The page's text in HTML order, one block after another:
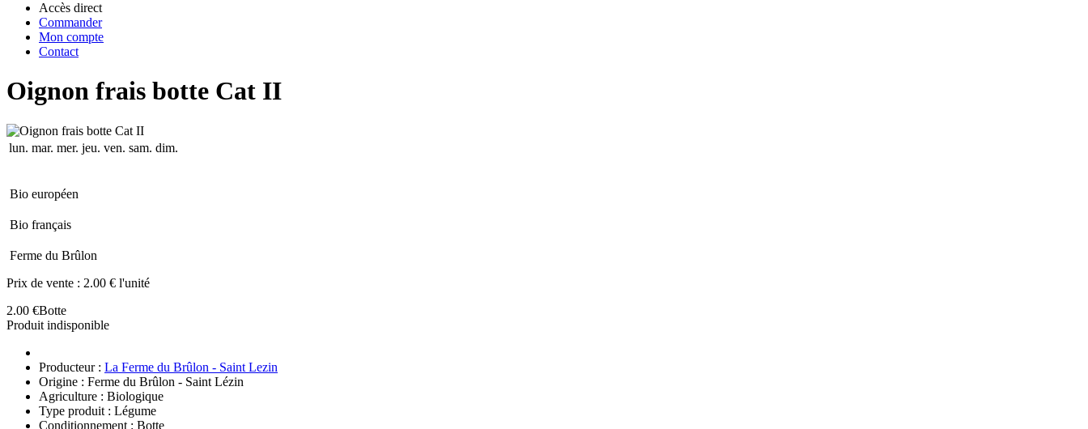
Accès direct
Commander
Mon compte
Contact
Oignon frais botte Cat II
lun. mar. mer. jeu. ven. sam. dim.
Bio européen
Bio français
Ferme du Brûlon
Prix de vente : 2.00 € l'unité
2.00 €Botte
Produit indisponible
Producteur : La Ferme du Brûlon - Saint Lezin
Origine : Ferme du Brûlon - Saint Lézin
Agriculture : Biologique
Type produit : Légume
Conditionnement : Botte